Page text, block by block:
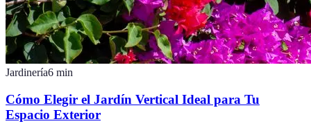
Jardinería6 min
Cómo Elegir el Jardín Vertical Ideal para Tu
Espacio Exterior